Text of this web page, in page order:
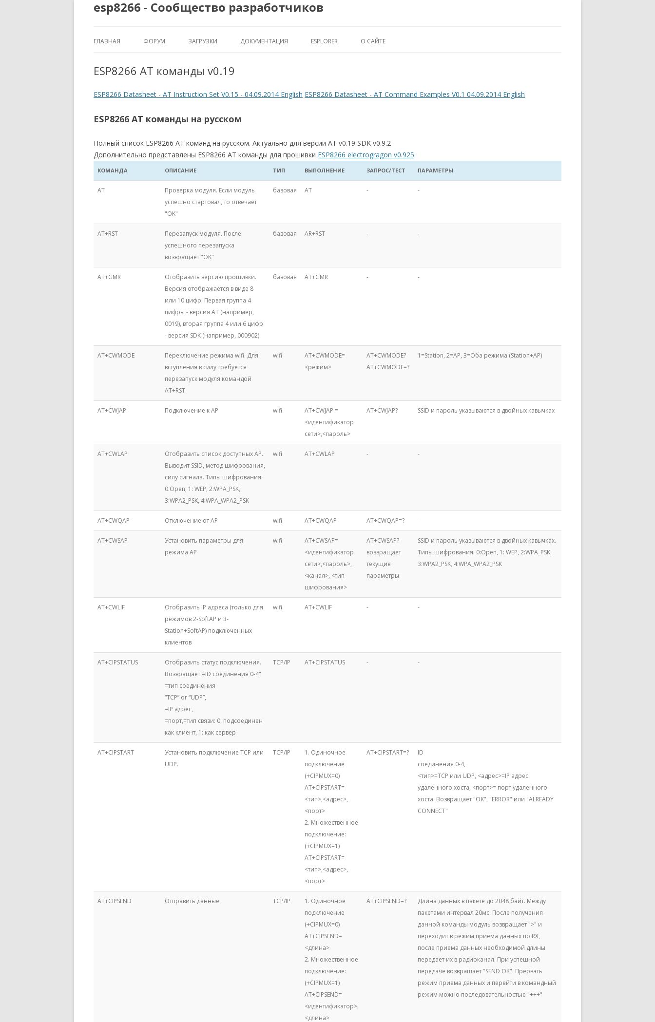
esp8266 - Сообщество разработчиков
Перейти
ГЛАВНАЯ ФОРУМ ЗАГРУЗКИ ДОКУМЕНТАЦИЯ ESPLORER О САЙТЕ
ESP8266 AT команды v0.19
ESP8266 Datasheet - AT Instruction Set V0.15 - 04.09.2014 English ESP8266 Datasheet - AT Command Examples V0.1 04.09.2014 English
ESP8266 AT команды на русском
Полный список ESP8266 AT команд на русском. Актуально для версии AT v0.19 SDK v0.9.2
Дополнительно представлены ESP8266 AT команды для прошивки ESP8266 electrogragon v0.925
КОМАНДА ОПИСАНИЕ ТИП ВЫПОЛНЕНИЕ ЗАПРОС/ТЕСТ ПАРАМЕТРЫ
AT
Проверка модуля. Если модуль
успешно стартовал, то отвечает
"OK"
базовая AT - -
AT+RST
Перезапуск модуля. После
успешного перезапуска
возвращает "OK"
базовая AR+RST - -
AT+GMR
Отобразить версию прошивки.
Версия отображается в виде 8
или 10 цифр. Первая группа 4
цифры - версия AT (например,
0019), вторая группа 4 или 6 цифр
- версия SDK (например, 000902)
базовая AT+GMR - -
AT+CWMODE
Переключение режима wifi. Для
вступления в силу требуется
перезапуск модуля командой
AT+RST
wifi
AT+CWMODE=
<режим>
AT+CWMODE?
AT+CWMODE=?
1=Station, 2=AP, 3=Оба режима (Station+AP)
AT+CWJAP Подключение к AP wifi
AT+CWJAP =
<идентификатор
сети>,<пароль>
AT+CWJAP? SSID и пароль указываются в двойных кавычках
AT+CWLAP
Отобразить список доступных AP.
Выводит SSID, метод шифрования,
силу сигнала. Типы шифрования:
0:Open, 1: WEP, 2:WPA_PSK,
3:WPA2_PSK, 4:WPA_WPA2_PSK
wifi AT+CWLAP - -
AT+CWQAP Отключение от AP wifi AT+CWQAP AT+CWQAP=? -
AT+CWSAP
Установить параметры для
режима AP
wifi
AT+CWSAP=
<идентификатор
сети>,<пароль>,
<канал>, <тип
шифрования>
AT+CWSAP?
возвращает
текущие
параметры
SSID и пароль указываются в двойных кавычках.
Типы шифрования: 0:Open, 1: WEP, 2:WPA_PSK,
3:WPA2_PSK, 4:WPA_WPA2_PSK
AT+CWLIF
Отобразить IP адреса (только для
режимов 2-SoftAP и 3-
Station+SoftAP) подключенных
клиентов
wifi AT+CWLIF - -
AT+CIPSTATUS
Отобразить статус подключения.
Возвращает=ID соединения 0-4"
=тип соединения
“TCP” or “UDP”,
=IP адрес,
=порт,=тип связи: 0: подсоединен
как клиент, 1: как сервер
TCP/IP AT+CIPSTATUS - -
AT+CIPSTART
Установить подключение TCP или
UDP.
TCP/IP
1. Одиночное
подключение
(+CIPMUX=0)
AT+CIPSTART=
<тип>,<адрес>,
<порт>
2. Множественное
подключение:
(+CIPMUX=1)
AT+CIPSTART=
<тип>,<адрес>,
<порт>
AT+CIPSTART=?
ID
соединения 0-4,
<тип>=TCP или UDP, <адрес>=IP адрес
удаленного хоста, <порт>= порт удаленного
хоста. Возвращает "OK", "ERROR" или "ALREADY
CONNECT"
AT+CIPSEND Отправить данные TCP/IP
1. Одиночное
подключение
(+CIPMUX=0)
AT+CIPSEND=
<длина>
2. Множественное
подключение:
(+CIPMUX=1)
AT+CIPSEND=
<идентификатор>,
<длина>
AT+CIPSEND=?
Длина данных в пакете до 2048 байт. Между
пакетами интервал 20мс. После получения
данной команды модуль возвращает ">" и
переходит в режим приема данных по RX,
после приема данных необходимой длины
передает их в радиоканал. При успешной
передаче возвращает "SEND OK". Прервать
режим приема данных и перейти в командный
режим можно последовательностью "+++"